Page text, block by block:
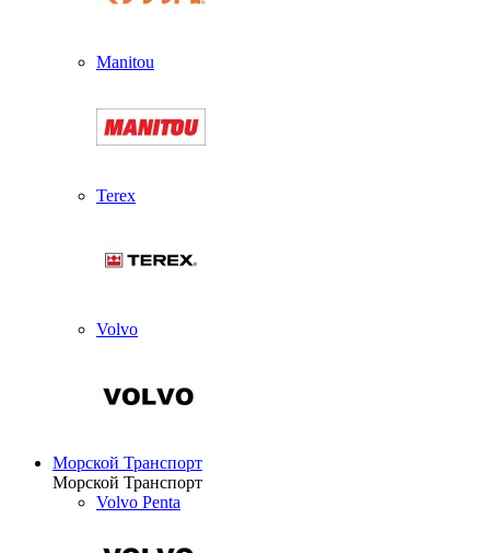
Manitou
Terex
Volvo
Морской Транспорт
Морской Транспорт
Volvo Penta